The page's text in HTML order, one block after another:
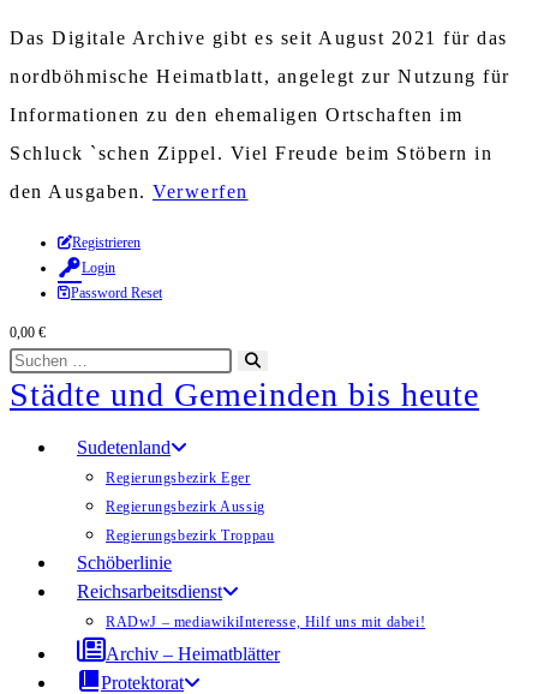
Das Digitale Archive gibt es seit August 2021 für das
nordböhmische Heimatblatt, angelegt zur Nutzung für
Informationen zu den ehemaligen Ortschaften im
Schluck `schen Zippel. Viel Freude beim Stöbern in
den Ausgaben. Verwerfen
Zum
Inhalt
springen
Registrieren
Login
Password Reset
0,00 €
Diese
Website
durchsuchen
starten
Städte und Gemeinden bis heute
Sudetenland
Regierungsbezirk Eger
Regierungsbezirk Aussig
Regierungsbezirk Troppau
Schöberlinie
Reichsarbeitsdienst
RADwJ – mediawikiInteresse, Hilf uns mit dabei!
Archiv – Heimatblätter
Protektorat